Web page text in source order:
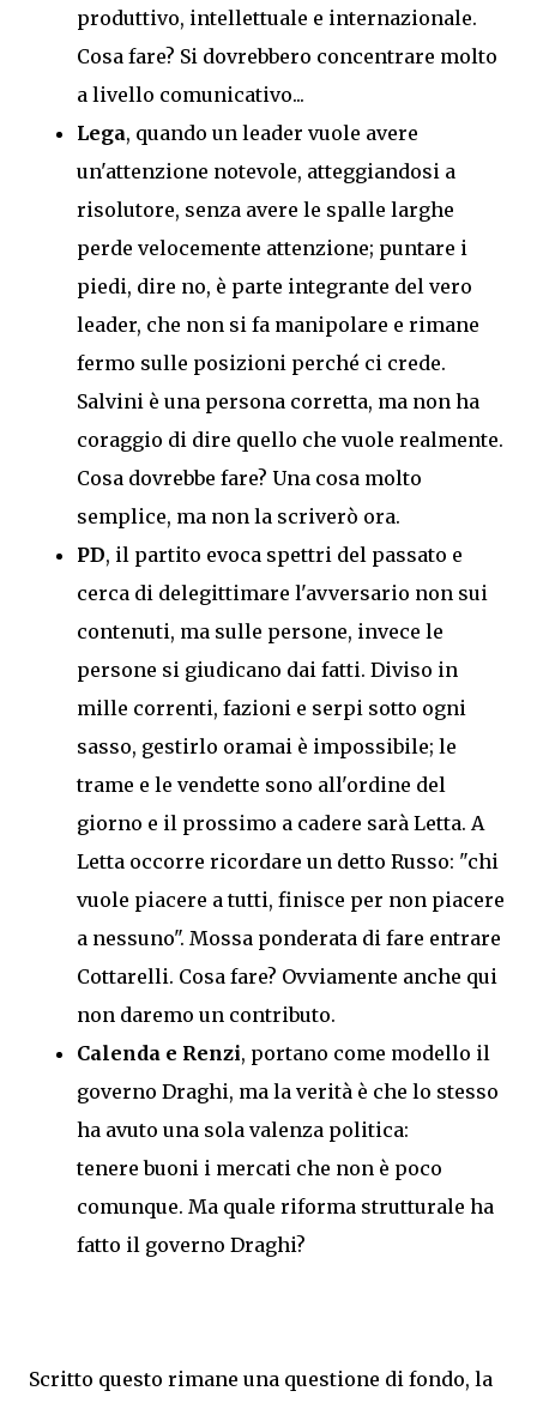
produttivo, intellettuale e internazionale.
Cosa fare? Si dovrebbero concentrare molto
a livello comunicativo...
Lega, quando un leader vuole avere
un'attenzione notevole, atteggiandosi a
risolutore, senza avere le spalle larghe
perde velocemente attenzione; puntare i
piedi, dire no, è parte integrante del vero
leader, che non si fa manipolare e rimane
fermo sulle posizioni perché ci crede.
Salvini è una persona corretta, ma non ha
coraggio di dire quello che vuole realmente.
Cosa dovrebbe fare? Una cosa molto
semplice, ma non la scriverò ora.
PD, il partito evoca spettri del passato e
cerca di delegittimare l'avversario non sui
contenuti, ma sulle persone, invece le
persone si giudicano dai fatti. Diviso in
mille correnti, fazioni e serpi sotto ogni
sasso, gestirlo oramai è impossibile; le
trame e le vendette sono all'ordine del
giorno e il prossimo a cadere sarà Letta. A
Letta occorre ricordare un detto Russo: "chi
vuole piacere a tutti, finisce per non piacere
a nessuno". Mossa ponderata di fare entrare
Cottarelli. Cosa fare? Ovviamente anche qui
non daremo un contributo.
Calenda e Renzi, portano come modello il
governo Draghi, ma la verità è che lo stesso
ha avuto una sola valenza politica:
tenere buoni i mercati che non è poco
comunque. Ma quale riforma strutturale ha
fatto il governo Draghi?
Scritto questo rimane una questione di fondo, la